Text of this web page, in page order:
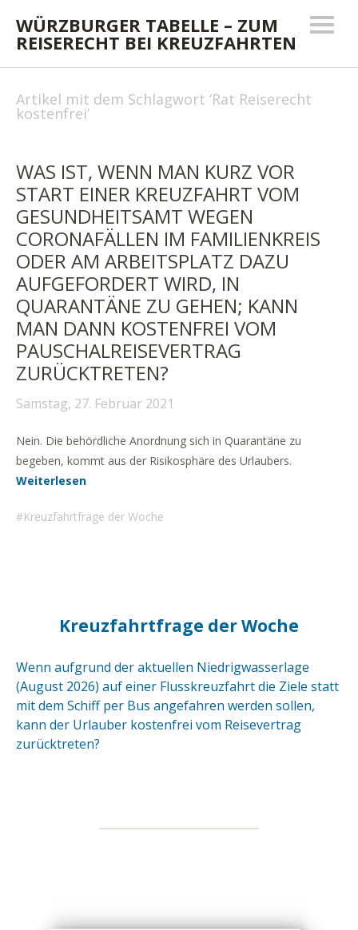
WÜRZBURGER TABELLE – ZUM
REISERECHT BEI KREUZFAHRTEN
Artikel mit dem Schlagwort ‘Rat Reiserecht
kostenfrei’
WAS IST, WENN MAN KURZ VOR
START EINER KREUZFAHRT VOM
GESUNDHEITSAMT WEGEN
CORONAFÄLLEN IM FAMILIENKREIS
ODER AM ARBEITSPLATZ DAZU
AUFGEFORDERT WIRD, IN
QUARANTÄNE ZU GEHEN; KANN
MAN DANN KOSTENFREI VOM
PAUSCHALREISEVERTRAG
ZURÜCKTRETEN?
Samstag, 27. Februar 2021
Nein. Die behördliche Anordnung sich in Quarantäne zu
begeben, kommt aus der Risikosphäre des Urlaubers.
Weiterlesen
Kreuzfahrtfrage der Woche
Kreuzfahrtfrage der Woche
Wenn aufgrund der aktuellen Niedrigwasserlage
(August 2026) auf einer Flusskreuzfahrt die Ziele statt
mit dem Schiff per Bus angefahren werden sollen,
kann der Urlauber kostenfrei vom Reisevertrag
zurücktreten?